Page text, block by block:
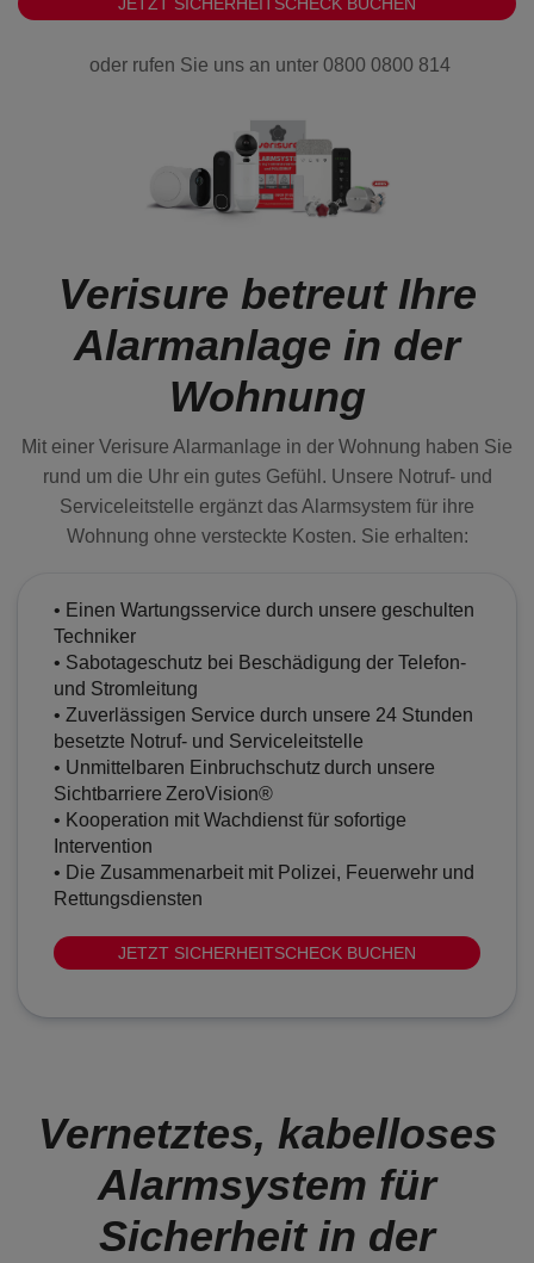
oder rufen Sie uns an unter 0800 0800 814
Verisure betreut Ihre
Alarmanlage in der
Wohnung
Mit einer Verisure Alarmanlage in der Wohnung haben Sie
rund um die Uhr ein gutes Gefühl. Unsere Notruf- und
Serviceleitstelle ergänzt das Alarmsystem für ihre
Wohnung ohne versteckte Kosten. Sie erhalten:
• Einen Wartungsservice durch unsere geschulten
Techniker
• Sabotageschutz bei Beschädigung der Telefon-
und Stromleitung
• Zuverlässigen Service durch unsere 24 Stunden
besetzte Notruf- und Serviceleitstelle
• Unmittelbaren Einbruchschutz durch unsere
Sichtbarriere ZeroVision®
• Kooperation mit Wachdienst für sofortige
Intervention
• Die Zusammenarbeit mit Polizei, Feuerwehr und
Rettungsdiensten
JETZT SICHERHEITSCHECK BUCHEN
Vernetztes, kabelloses
Alarmsystem für
Sicherheit in der